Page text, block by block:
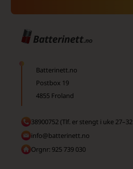
Batterinett.no
Postbox 19
4855 Froland
38900752 (Tlf. er stengt i uke
info@batterinett.no
Orgnr: 925 739 030